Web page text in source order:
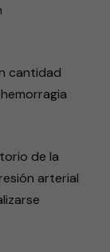
cantidad
de la
arterial